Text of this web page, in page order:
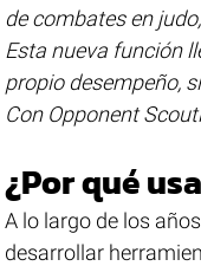
de combates en
Esta nueva función
propio desempeño,
Con Opponent
¿Por qué
A lo largo de los
desarrollar